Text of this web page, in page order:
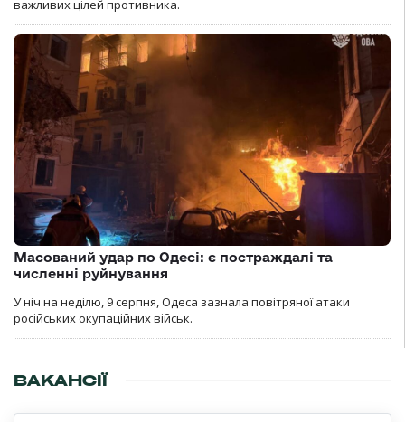
важливих цілей противника.
Масований удар по Одесі: є постраждалі та
численні руйнування
У ніч на неділю, 9 серпня, Одеса зазнала повітряної атаки
російських окупаційних військ.
ВАКАНСІЇ